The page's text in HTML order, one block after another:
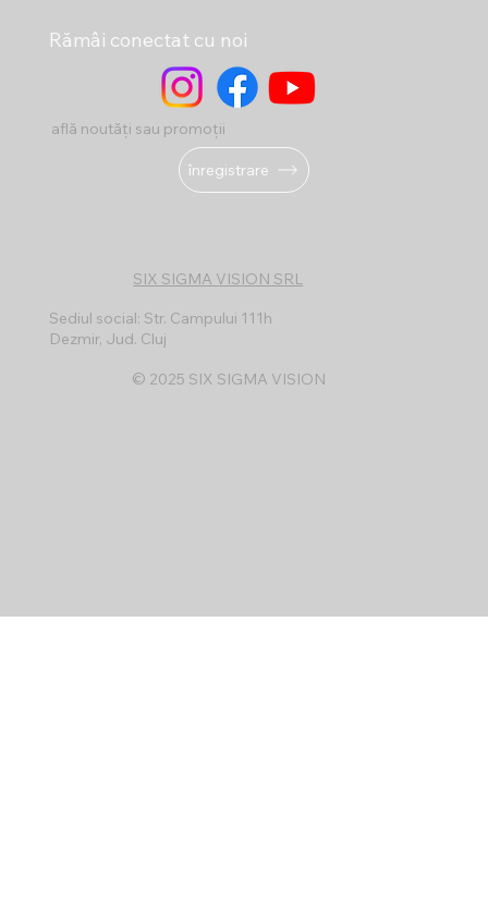
SIX SIGMA VISION SRL
Sediul social: Str. Campului 111h
Dezmir, Jud. Cluj
© 2025 SIX SIGMA VISION
Rămâi conectat cu noi
află noutăți sau promoții
înregistrare